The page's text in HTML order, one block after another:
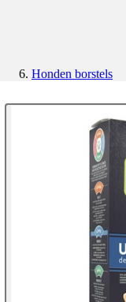
Honden borstels